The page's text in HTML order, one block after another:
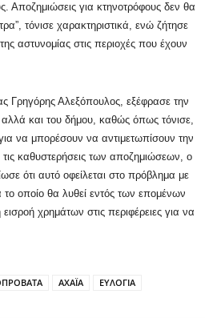
Αποζημιώσεις για κτηνοτρόφους δεν θα
τόνισε χαρακτηριστικά, ενώ ζήτησε
αστυνομίας στις περιοχές που έχουν
Γρηγόρης Αλεξόπουλος, εξέφρασε την
και του δήμου, καθώς όπως τόνισε,
να μπορέσουν να αντιμετωπίσουν την
καθυστερήσεις των αποζημιώσεων, ο
ότι αυτό οφείλεται στο πρόβλημα με
οποίο θα λυθεί εντός των επομένων
χρημάτων στις περιφέρειες για να
ΑΧΑΪΑ ΕΥΛΟΓΙΑ